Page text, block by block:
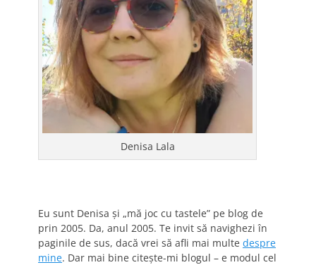
Denisa Lala
Eu sunt Denisa și „mă joc cu tastele” pe blog de
prin 2005. Da, anul 2005. Te invit să navighezi în
paginile de sus, dacă vrei să afli mai multe despre
mine. Dar mai bine citește-mi blogul – e modul cel